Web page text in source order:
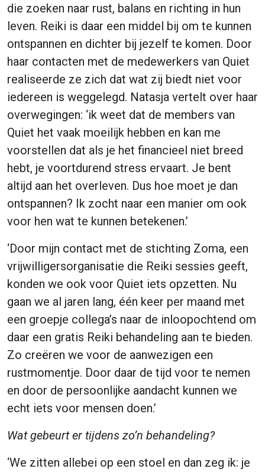
die zoeken naar rust, balans en richting in hun
leven. Reiki is daar een middel bij om te kunnen
ontspannen en dichter bij jezelf te komen. Door
haar contacten met de medewerkers van Quiet
realiseerde ze zich dat wat zij biedt niet voor
iedereen is weggelegd. Natasja vertelt over haar
overwegingen: ‘ik weet dat de members van
Quiet het vaak moeilijk hebben en kan me
voorstellen dat als je het financieel niet breed
hebt, je voortdurend stress ervaart. Je bent
altijd aan het overleven. Dus hoe moet je dan
ontspannen? Ik zocht naar een manier om ook
voor hen wat te kunnen betekenen.’
‘Door mijn contact met de stichting Zoma, een
vrijwilligersorganisatie die Reiki sessies geeft,
konden we ook voor Quiet iets opzetten. Nu
gaan we al jaren lang, één keer per maand met
een groepje collega’s naar de inloopochtend om
daar een gratis Reiki behandeling aan te bieden.
Zo creëren we voor de aanwezigen een
rustmomentje. Door daar de tijd voor te nemen
en door de persoonlijke aandacht kunnen we
echt iets voor mensen doen.’
Wat gebeurt er tijdens zo’n behandeling?
‘We zitten allebei op een stoel en dan zeg ik: je